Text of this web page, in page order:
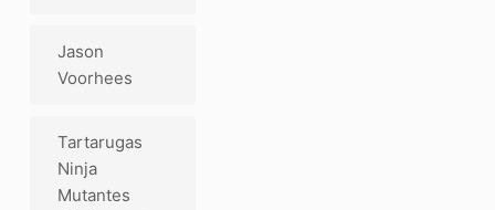
Jason
Voorhees
Tartarugas
Ninja
Mutantes